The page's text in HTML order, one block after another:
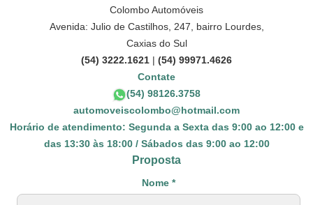
Colombo Automóveis
Avenida: Julio de Castilhos, 247, bairro Lourdes,
Caxias do Sul
(54) 3222.1621 | (54) 99971.4626
Contate
(54) 98126.3758
automoveiscolombo@hotmail.com
Horário de atendimento: Segunda a Sexta das 9:00 ao 12:00 e
das 13:30 às 18:00 / Sábados das 9:00 ao 12:00
Proposta
Nome *